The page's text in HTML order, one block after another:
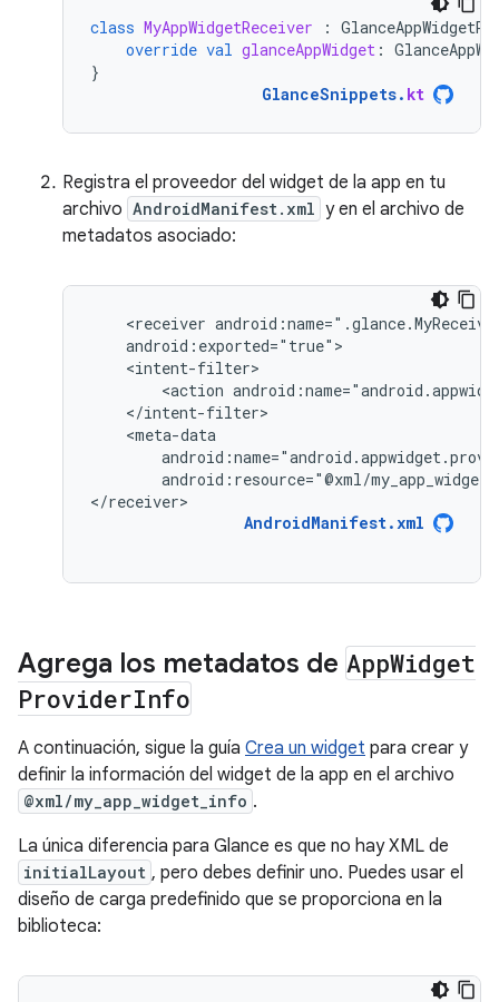
class MyAppWidgetReceiver :
override val glanceAppWidget :
}
GlanceSnippets. kt
Registra el proveedor del widget de la app en tu
archivo AndroidManifest.xml y en el archivo de
metadatos asociado:
<receiver
<action
android:resource="@xml/
</receiver>
AndroidManifest.xml
Agrega los metadatos de AppWidget
ProviderInfo
A continuación, sigue la guía Crea un widget para crear y
definir la información del widget de la app en el archivo
@xml/my_app_widget_info .
La única diferencia para Glance es que no hay XML de
initialLayout , pero debes definir uno. Puedes usar el
diseño de carga predefinido que se proporciona en la
biblioteca: